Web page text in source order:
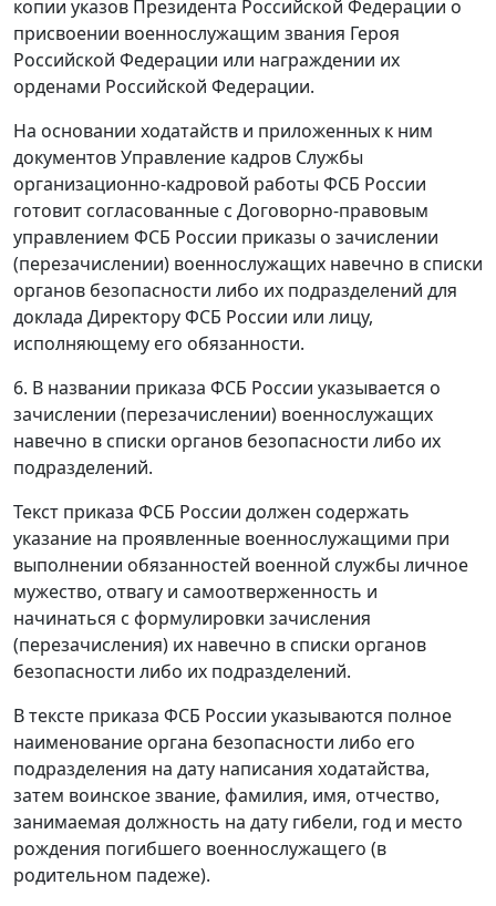
копии указов Президента Российской Федерации о
присвоении военнослужащим звания Героя
Российской Федерации или награждении их
орденами Российской Федерации.
На основании ходатайств и приложенных к ним
документов Управление кадров Службы
организационно-кадровой работы ФСБ России
готовит согласованные с Договорно-правовым
управлением ФСБ России приказы о зачислении
(перезачислении) военнослужащих навечно в списки
органов безопасности либо их подразделений для
доклада Директору ФСБ России или лицу,
исполняющему его обязанности.
6. В названии приказа ФСБ России указывается о
зачислении (перезачислении) военнослужащих
навечно в списки органов безопасности либо их
подразделений.
Текст приказа ФСБ России должен содержать
указание на проявленные военнослужащими при
выполнении обязанностей военной службы личное
мужество, отвагу и самоотверженность и
начинаться с формулировки зачисления
(перезачисления) их навечно в списки органов
безопасности либо их подразделений.
В тексте приказа ФСБ России указываются полное
наименование органа безопасности либо его
подразделения на дату написания ходатайства,
затем воинское звание, фамилия, имя, отчество,
занимаемая должность на дату гибели, год и место
рождения погибшего военнослужащего (в
родительном падеже).